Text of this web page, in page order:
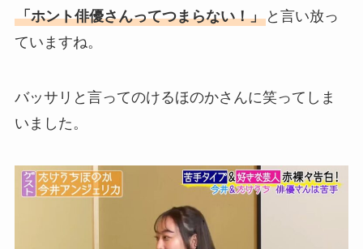
「ホント俳優さんってつまらない！」と言い放っ
ていますね。
バッサリと言ってのけるほのかさんに笑ってしま
いました。